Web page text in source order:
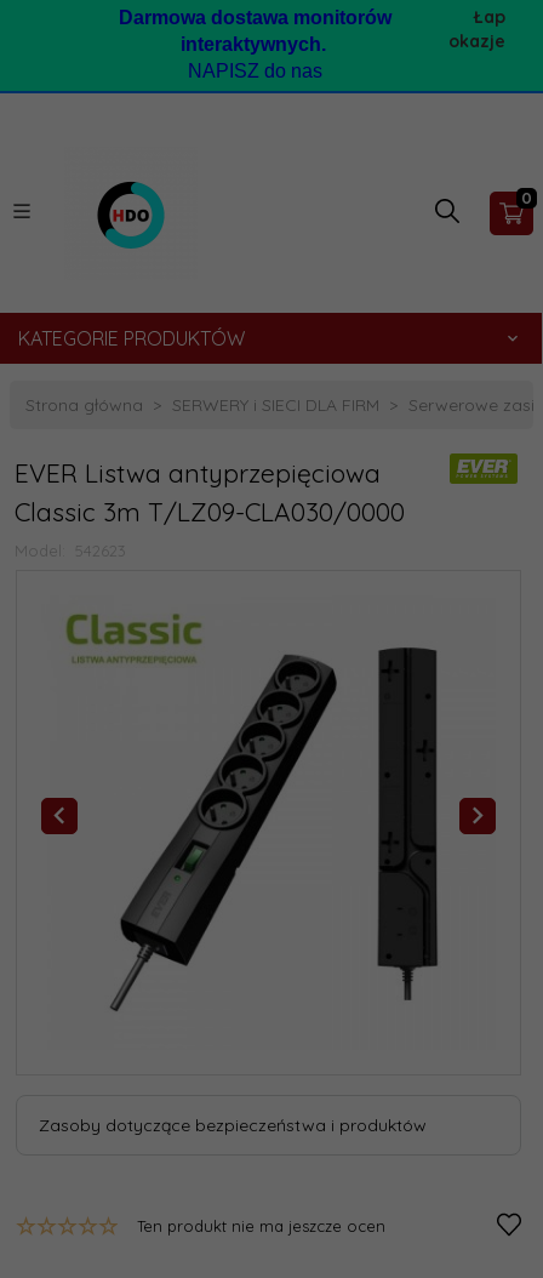
Darmowa dostawa monitorów
interaktywnych.
NAPISZ do nas
Łap
okazje
0
KATEGORIE PRODUKTÓW
Strona główna SERWERY i SIECI DLA FIRM Serwerowe
EVER Listwa antyprzepięciowa
Classic 3m T/LZ09-CLA030/0000
Model: 542623
Zasoby dotyczące bezpieczeństwa i produktów
Ten produkt nie ma jeszcze ocen